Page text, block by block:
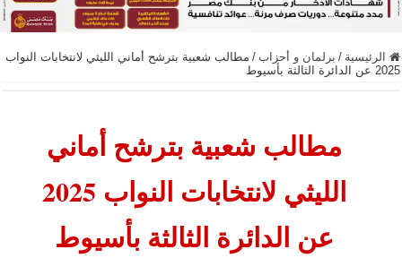
الرئيسية / برلمان و أحزاب / مطالب شعبية بترشح أماني الليثي لانتخابات النواب
2025 عن الدائرة الثالثة بأسيوط
مطالب شعبية بترشح أماني
الليثي لانتخابات النواب 2025
عن الدائرة الثالثة بأسيوط